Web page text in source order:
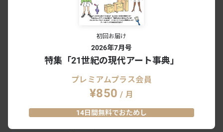
NEWS
ニューヨークから届いた、作品にある
メッセージと平和への願い オノ・ヨー
コ インタビュー Part2 （2011年9月
号）
SERIES
21世紀の入り口に、平和のメッセンジ
タビュー（2003年11月号）
SERIES
初回お届け
2026年7月号
特集「21世紀の現代アート事典」
プレミアムプラス会員
¥850 / 月
14日間無料でおためし